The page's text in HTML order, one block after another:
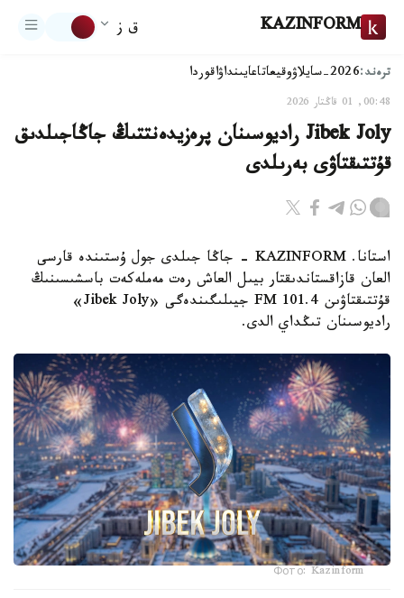
KAZINFORM ق ز
ترەند:2026-سايلاۋ وقيعاتاعايىنداۋاقوردا
00:48, 01 قاڭتار 2026
Jibek Joly راديوسىنان پرەزيدەنتتىڭ جاڭاجىلدىق
قۇتتىقتاۋى بەرىلدى
استانا. KAZINFORM - جاڭا جىلدى جول ۇستىندە قارسى
العان قازاقستاندىقتار بيىل العاش رەت مەملەكەت باسشىسىنىڭ
قۇتتىقتاۋىن 101.4 FM جيىلىگىندەگى «Jibek Joly»
راديوسىنان تىڭداي الدى.
Фото: Kazinform